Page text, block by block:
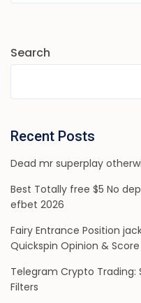
Search
Recent Posts
Dead mr superplay
Best Totally free $5 No
efbet 2026
Fairy Entrance Position
Quickspin Opinion & Score
Telegram Crypto Trading:
Filters